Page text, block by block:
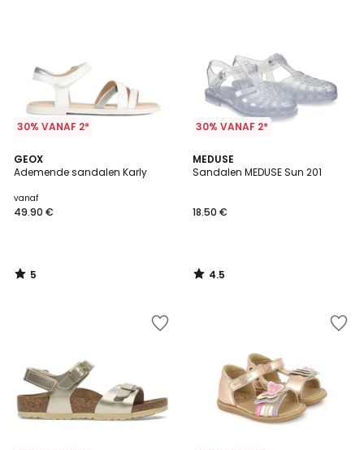
30% VANAF 2*
GEOX
Ademende sandalen Karly
vanaf
49.90 €
5
/
5
/
30% VANAF 2*
MEDUSE
Sandalen MEDUSE Sun 201
18.50 €
4.5
/ 5
4.5
/